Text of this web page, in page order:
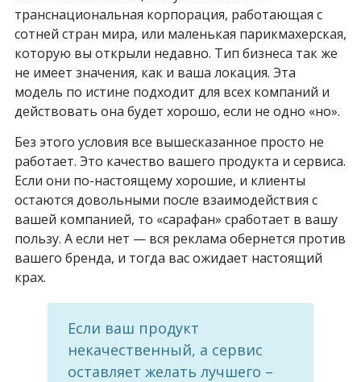
транснациональная корпорация, работающая с
сотней стран мира, или маленькая парикмахерская,
которую вы открыли недавно. Тип бизнеса так же
не имеет значения, как и ваша локация. Эта
модель по истине подходит для всех компаний и
действовать она будет хорошо, если не одно «но».
Без этого условия все вышесказанное просто не
работает. Это качество вашего продукта и сервиса.
Если они по-настоящему хорошие, и клиенты
остаются довольными после взаимодействия с
вашей компанией, то «сарафан» сработает в вашу
пользу. А если нет — вся реклама обернется против
вашего бренда, и тогда вас ожидает настоящий
крах.
Если ваш продукт
некачественный, а сервис
оставляет желать лучшего –